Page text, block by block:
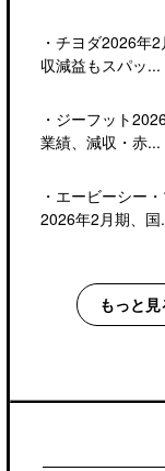
・ チヨダ2026年2
収減益もスパッ...
・ ジーフット
業績、減収・赤...
・ エービーシー
2026年2月期、国
もっと見